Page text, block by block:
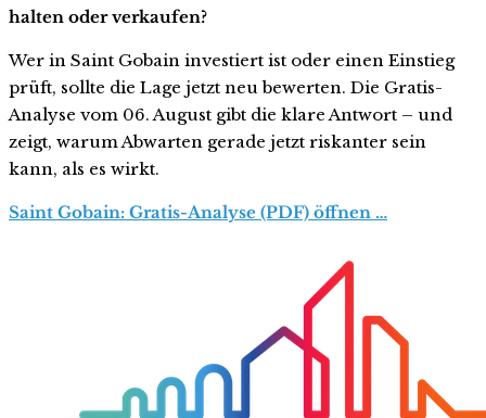
halten oder verkaufen?
Wer in Saint Gobain investiert ist oder einen Einstieg
prüft, sollte die Lage jetzt neu bewerten. Die Gratis-
Analyse vom 06. August gibt die klare Antwort – und
zeigt, warum Abwarten gerade jetzt riskanter sein
kann, als es wirkt.
Saint Gobain: Gratis-Analyse (PDF) öffnen …